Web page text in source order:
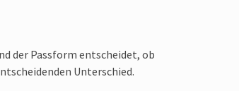
der Passform entscheidet, ob
Unterschied.